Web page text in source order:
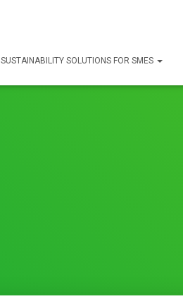
SUSTAINABILITY SOLUTIONS FOR SMES